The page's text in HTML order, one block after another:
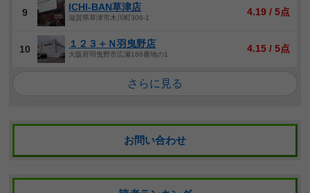
9 ICHI-BAN草津店
滋賀県草津市木川町306-1
4.19 / 5点
10 １２３＋Ｎ羽曳野店
大阪府羽曳野市広瀬186番地の1
4.15 / 5点
さらに見る
お問い合わせ